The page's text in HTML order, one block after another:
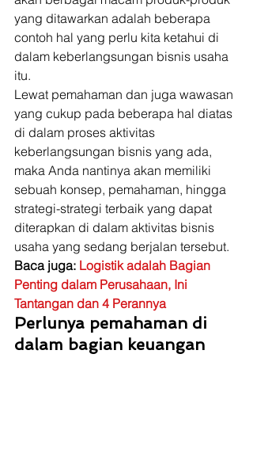
yang ditawarkan adalah beberapa
contoh hal yang perlu kita ketahui di
dalam keberlangsungan bisnis usaha
itu.
Lewat pemahaman dan juga wawasan
yang cukup pada beberapa hal diatas
di dalam proses aktivitas
keberlangsungan bisnis yang ada,
maka Anda nantinya akan memiliki
sebuah konsep, pemahaman, hingga
strategi-strategi terbaik yang dapat
diterapkan di dalam aktivitas bisnis
usaha yang sedang berjalan tersebut.
Baca juga: Logistik adalah Bagian
Penting dalam Perusahaan, Ini
Tantangan dan 4 Perannya
Perlunya pemahaman di
dalam bagian keuangan